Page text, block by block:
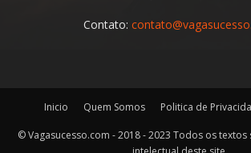
Contato:
Inicio Quem Somos Politica de
© Vagasucesso.com - 2018 - 2023 Todos os